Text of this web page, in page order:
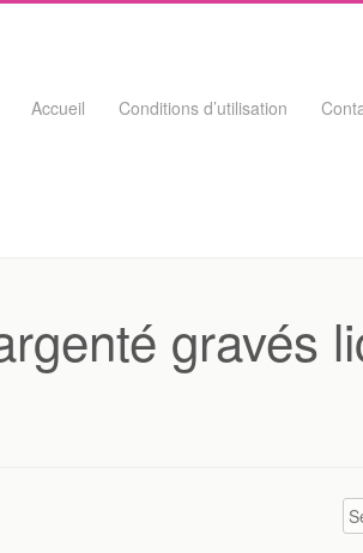
Skip to content
Accueil Conditions d’utilisation
gravés